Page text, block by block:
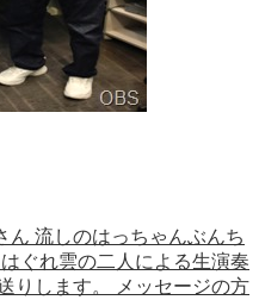
ん 流しのはっちゃんぶんち
ぐれ雲の二人による生演奏
りします。 メッセージの方